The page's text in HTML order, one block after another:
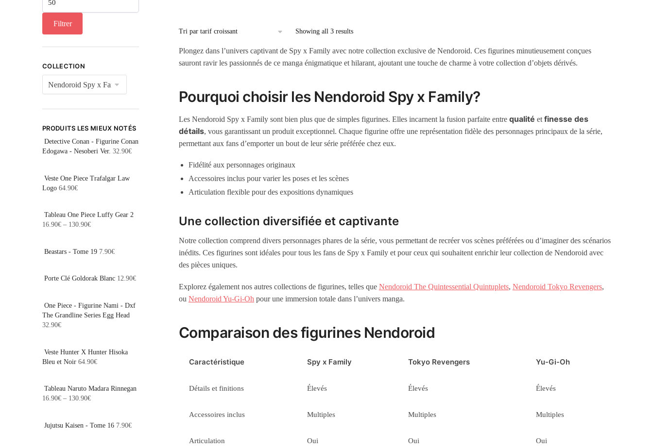
Showing all 3 results
Plongez dans l’univers captivant de Spy x Family avec notre collection exclusive de Nendoroid. Ces figurines minutieusement conçues
sauront ravir les passionnés de ce manga énigmatique et hilarant, ajoutant une touche de charme à votre collection d’objets dérivés.
Pourquoi choisir les Nendoroid Spy x Family?
Les Nendoroid Spy x Family sont bien plus que de simples figurines. Elles incarnent la fusion parfaite entre qualité et finesse des
détails, vous garantissant un produit exceptionnel. Chaque figurine offre une représentation fidèle des personnages principaux de la série,
permettant aux fans d’emporter un bout de leur série préférée chez eux.
Fidélité aux personnages originaux
Accessoires inclus pour varier les poses et les scènes
Articulation flexible pour des expositions dynamiques
Une collection diversifiée et captivante
Notre collection comprend divers personnages phares de la série, vous permettant de recréer vos scènes préférées ou d’imaginer des scénarios
inédits. Ces figurines sont idéales pour tous les fans de Spy x Family et pour ceux qui souhaitent enrichir leur collection de Nendoroid avec
des pièces uniques.
Explorez également nos autres collections de figurines, telles que Nendoroid The Quintessential Quintuplets, Nendoroid Tokyo Revengers,
ou Nendoroid Yu-Gi-Oh pour une immersion totale dans l’univers manga.
Comparaison des figurines Nendoroid
Caractéristique Spy x Family Tokyo Revengers Yu-Gi-Oh
Détails et finitions Élevés Élevés Élevés
Accessoires inclus Multiples Multiples Multiples
Articulation Oui Oui Oui
Filtrer
COLLECTION
PRODUITS LES MIEUX NOTÉS
Detective Conan - Figurine Conan
Edogawa - Nesoberi Ver. 32.90€
Veste One Piece Trafalgar Law
Logo 64.90€
Tableau One Piece Luffy Gear 2
16.90€ – 130.90€
Beastars - Tome 19 7.90€
Porte Clé Goldorak Blanc 12.90€
One Piece - Figurine Nami - Dxf
The Grandline Series Egg Head
32.90€
Veste Hunter X Hunter Hisoka
Bleu et Noir 64.90€
Tableau Naruto Madara Rinnegan
16.90€ – 130.90€
Jujutsu Kaisen - Tome 16 7.90€